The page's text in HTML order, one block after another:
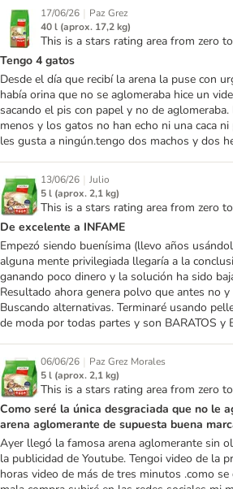
17/06/26 | Paz Grez
40 l (aprox. 17,2 kg)
This is a stars rating area from zero
Tengo 4 gatos
Desde el día que recibí la arena la puse con
había orina que no se aglomeraba hice un
sacando el pis con papel y no de
menos y los gatos no han echo ni una caca
les gusta a ningún.tengo dos machos y dos
13/06/26 | Julio
5 l (aprox. 2,1 kg)
This is a stars rating area from zero
De excelente a INFAME
Empezó siendo buenísima (llevo años
alguna mente privilegiada llegaría a la
ganando poco dinero y la solución ha sido
Resultado ahora genera polvo que antes no y
Buscando alternativas. Terminaré usando
de moda por todas partes y son BARATOS y
06/06/26 | Paz Grez Morales
5 l (aprox. 2,1 kg)
This is a stars rating area from zero
Como seré la única desgraciada que no le
arena aglomerante de supuesta buena
Ayer llegó la famosa arena aglomerante sin
la publicidad de Youtube. Tengoi video de la
horas video de más de tres minutos .como